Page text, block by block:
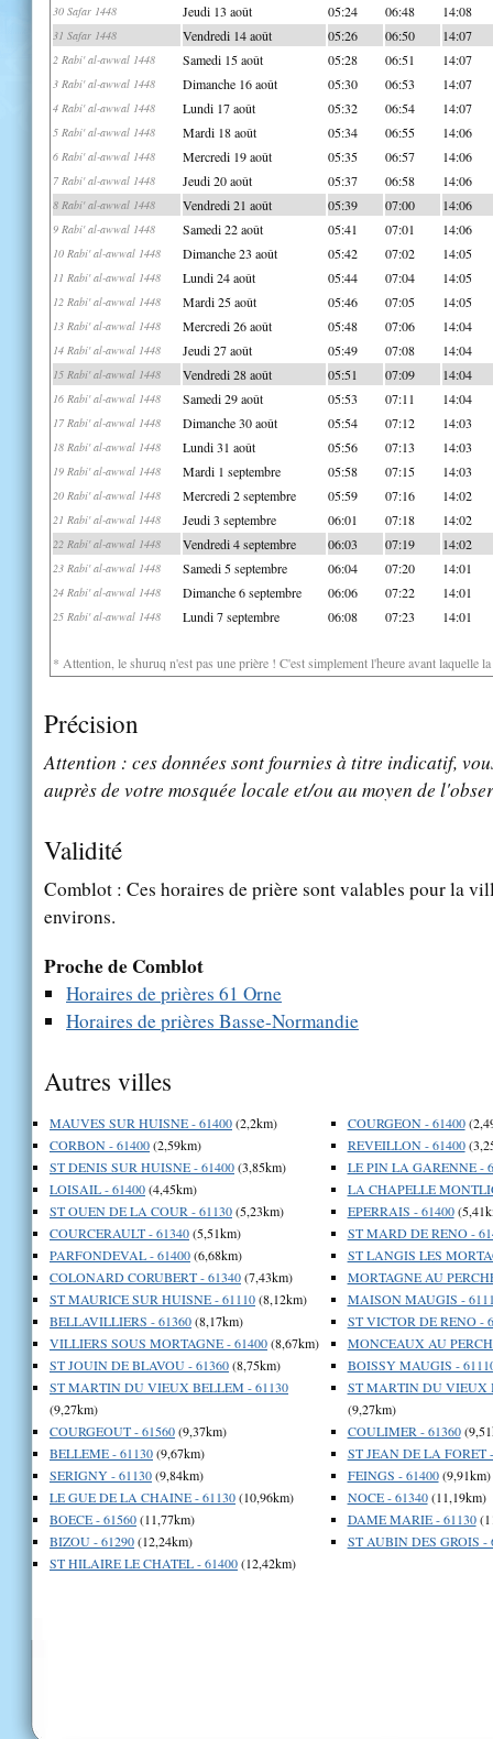
30 Safar 1448 Jeudi 13 août 05:24 06:48 14:08
31 Safar 1448 Vendredi 14 août 05:26 06:50 14:07
2 Rabi' al-awwal 1448 Samedi 15 août 05:28 06:51 14:07
3 Rabi' al-awwal 1448 Dimanche 16 août 05:30 06:53 14:07
4 Rabi' al-awwal 1448 Lundi 17 août 05:32 06:54 14:07
5 Rabi' al-awwal 1448 Mardi 18 août 05:34 06:55 14:06
6 Rabi' al-awwal 1448 Mercredi 19 août 05:35 06:57 14:06
7 Rabi' al-awwal 1448 Jeudi 20 août 05:37 06:58 14:06
8 Rabi' al-awwal 1448 Vendredi 21 août 05:39 07:00 14:06
9 Rabi' al-awwal 1448 Samedi 22 août 05:41 07:01 14:06
10 Rabi' al-awwal 1448 Dimanche 23 août 05:42 07:02 14:05
11 Rabi' al-awwal 1448 Lundi 24 août 05:44 07:04 14:05
12 Rabi' al-awwal 1448 Mardi 25 août 05:46 07:05 14:05
13 Rabi' al-awwal 1448 Mercredi 26 août 05:48 07:06 14:04
14 Rabi' al-awwal 1448 Jeudi 27 août 05:49 07:08 14:04
15 Rabi' al-awwal 1448 Vendredi 28 août 05:51 07:09 14:04
16 Rabi' al-awwal 1448 Samedi 29 août 05:53 07:11 14:04
17 Rabi' al-awwal 1448 Dimanche 30 août 05:54 07:12 14:03
18 Rabi' al-awwal 1448 Lundi 31 août 05:56 07:13 14:03
19 Rabi' al-awwal 1448 Mardi 1 septembre 05:58 07:15 14:03
20 Rabi' al-awwal 1448 Mercredi 2 septembre 05:59 07:16 14:02
21 Rabi' al-awwal 1448 Jeudi 3 septembre 06:01 07:18 14:02
22 Rabi' al-awwal 1448 Vendredi 4 septembre 06:03 07:19 14:02
23 Rabi' al-awwal 1448 Samedi 5 septembre 06:04 07:20 14:01
24 Rabi' al-awwal 1448 Dimanche 6 septembre 06:06 07:22 14:01
25 Rabi' al-awwal 1448 Lundi 7 septembre 06:08 07:23 14:01
* Attention, le shuruq n'est pas une prière ! C'est simplement l'heure avant laquelle
Précision
Attention : ces données sont fournies à titre indicatif,
auprès de votre mosquée locale et/ou au moyen de
Validité
Comblot : Ces horaires de prière sont valables pour la
environs.
Proche de Comblot
Horaires de prières 61 Orne
Horaires de prières Basse-Normandie
Autres villes
MAUVES SUR HUISNE - 61400(2,2km)
CORBON - 61400(2,59km)
ST DENIS SUR HUISNE - 61400(3,85km)
LOISAIL - 61400(4,45km)
ST OUEN DE LA COUR - 61130(5,23km)
COURCERAULT - 61340(5,51km)
PARFONDEVAL - 61400(6,68km)
COLONARD CORUBERT - 61340(7,43km)
ST MAURICE SUR HUISNE - 61110(8,12km)
BELLAVILLIERS - 61360(8,17km)
VILLIERS SOUS MORTAGNE - 61400(8,67km)
ST JOUIN DE BLAVOU - 61360(8,75km)
ST MARTIN DU VIEUX BELLEM - 61130
(9,27km)
COURGEOUT - 61560(9,37km)
BELLEME - 61130(9,67km)
SERIGNY - 61130(9,84km)
LE GUE DE LA CHAINE - 61130(10,96km)
BOECE - 61560(11,77km)
BIZOU - 61290(12,24km)
ST HILAIRE LE CHATEL - 61400(12,42km)
COURGEON - 61400
REVEILLON - 61400
LE PIN LA GARENNE -
LA CHAPELLE
EPERRAIS - 61400
ST MARD DE RENO -
ST LANGIS LES
MORTAGNE AU
MAISON MAUGIS -
ST VICTOR DE RENO -
MONCEAUX AU
BOISSY MAUGIS -
ST MARTIN DU VIEUX
(9,27km)
COULIMER - 61360
ST JEAN DE LA FORET
FEINGS - 61400(9,91km)
NOCE - 61340(11,19km)
DAME MARIE - 61130
ST AUBIN DES GROIS -